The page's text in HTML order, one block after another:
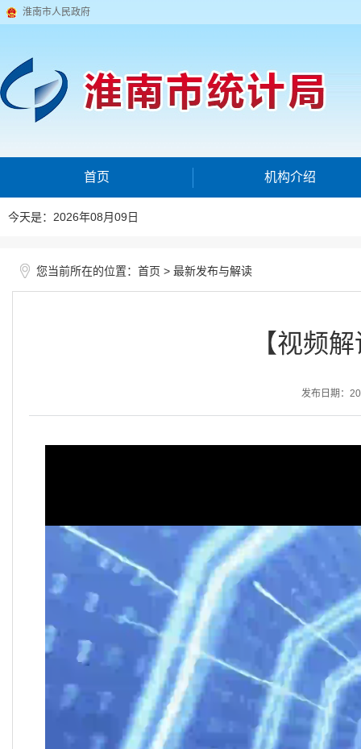
淮南市人民政府
首页 机构介绍
今天是：2026年08月09日
您当前所在的位置： 首页 > 最新发布与解读
【视频
发布日期：